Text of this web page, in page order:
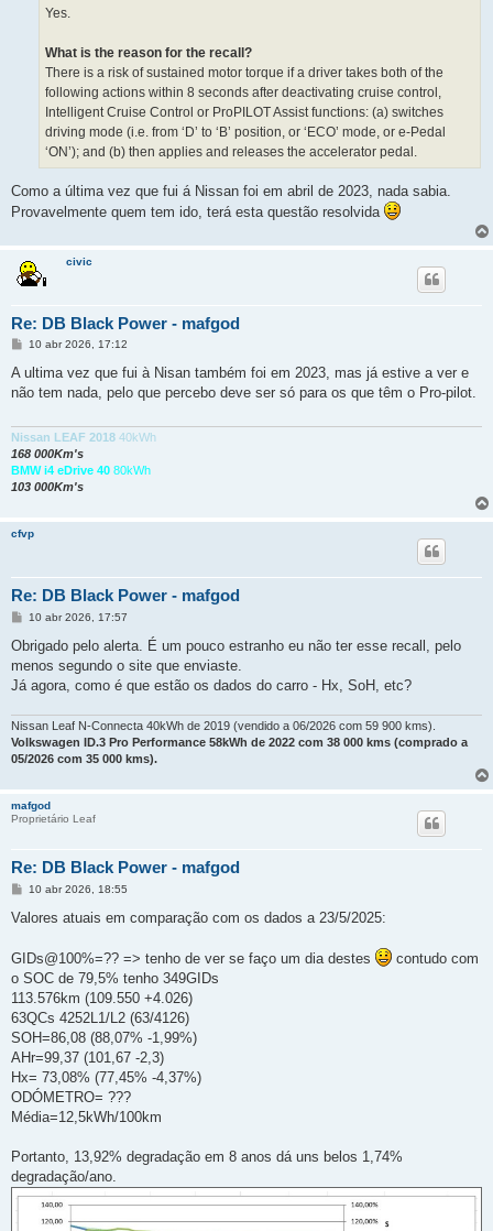
Yes.
What is the reason for the recall?
There is a risk of sustained motor torque if a driver takes both of the
following actions within 8 seconds after deactivating cruise control,
Intelligent Cruise Control or ProPILOT Assist functions: (a) switches
driving mode (i.e. from ‘D’ to ‘B’ position, or ‘ECO’ mode, or e-Pedal
‘ON’); and (b) then applies and releases the accelerator pedal.
Como a última vez que fui á Nissan foi em abril de 2023, nada sabia.
Provavelmente quem tem ido, terá esta questão resolvida
civic
Re: DB Black Power - mafgod
M
n
a
m
10 abr 2026, 17:12
A ultima vez que fui à Nisan também foi em 2023, mas já estive a ver e
não tem nada, pelo que percebo deve ser só para os que têm o Pro-pilot.
Nissan LEAF 2018 40kWh
168 000Km's
BMW i4 eDrive 40 80kWh
103 000Km's
cfvp
Re: DB Black Power - mafgod
M
n
a
g
10 abr 2026, 17:57
Obrigado pelo alerta. É um pouco estranho eu não ter esse recall, pelo
menos segundo o site que enviaste.
Já agora, como é que estão os dados do carro - Hx, SoH, etc?
Nissan Leaf N-Connecta 40kWh de 2019 (vendido a 06/2026 com 59 900 kms).
Volkswagen ID.3 Pro Performance 58kWh de 2022 com 38 000 kms (comprado a
05/2026 com 35 000 kms).
mafgod
Proprietário Leaf
Re: DB Black Power - mafgod
M
n
g
e
m
10 abr 2026, 18:55
Valores atuais em comparação com os dados a 23/5/2025:
GIDs@100%=?? => tenho de ver se faço um dia destes
contudo com
o SOC de 79,5% tenho 349GIDs
113.576km (109.550 +4.026)
63QCs 4252L1/L2 (63/4126)
SOH=86,08 (88,07% -1,99%)
AHr=99,37 (101,67 -2,3)
Hx= 73,08% (77,45% -4,37%)
ODÓMETRO= ???
Média=12,5kWh/100km
Portanto, 13,92% degradação em 8 anos dá uns belos 1,74%
degradação/ano.